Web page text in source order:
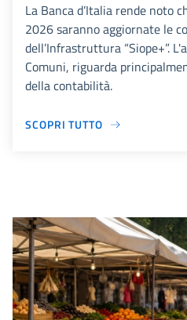
La Banca d’Italia rende noto
2026 saranno aggiornate le
dell’Infrastruttura “Siope+”.
Comuni, riguarda
della contabilità.
SCOPRI TUTTO